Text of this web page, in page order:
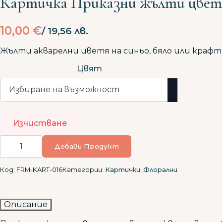
10,00 €/ 19,56 лв.
Жълти акварелни цветя на синьо, бяло или
Цвят
Изчистване
количество
Картичка
жълти
Добави Продукт
Код: FRM-KART-016Категории: Картички, Флорални
Описание